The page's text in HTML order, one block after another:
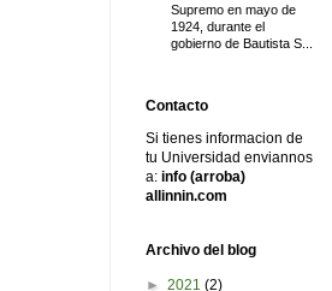
Supremo en mayo de
1924, durante el
gobierno de Bautista S...
Contacto
Si tienes informacion de
tu Universidad enviannos
a: info (arroba)
allinnin.com
Archivo del blog
► 2021 (2)